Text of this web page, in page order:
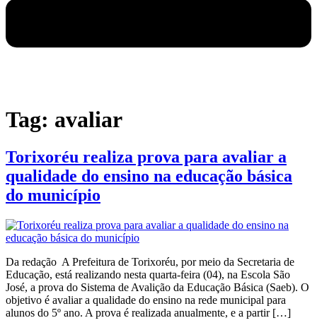
Tag: avaliar
Torixoréu realiza prova para avaliar a
qualidade do ensino na educação básica
do município
Da redação A Prefeitura de Torixoréu, por meio da Secretaria de
Educação, está realizando nesta quarta-feira (04), na Escola São
José, a prova do Sistema de Avalição da Educação Básica (Saeb). O
objetivo é avaliar a qualidade do ensino na rede municipal para
alunos do 5º ano. A prova é realizada anualmente, e a partir […]